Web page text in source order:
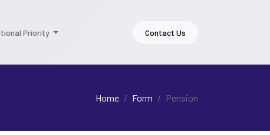
Priority Contact Us
Home Form Pension